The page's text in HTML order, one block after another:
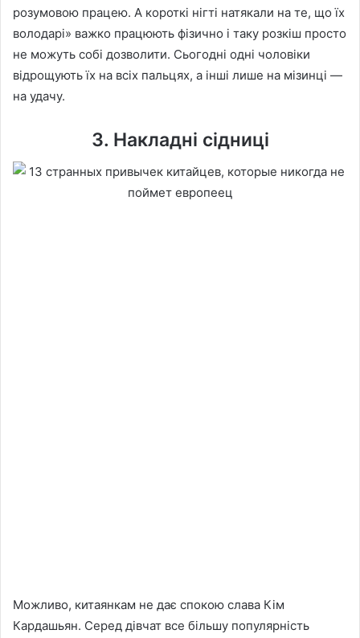
розумовою працею. А короткі нігті натякали на те, що їх
володарі» важко працюють фізично і таку розкіш просто
не можуть собі дозволити. Сьогодні одні чоловіки
відрощують їх на всіх пальцях, а інші лише на мізинці —
на удачу.
3. Накладні сідниці
Можливо, китаянкам не дає спокою слава Кім
Кардашьян. Серед дівчат все більшу популярність